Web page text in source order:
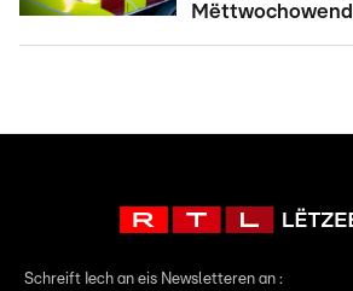
Mëttwochowend
Schreift Iech an eis Newsletteren an :